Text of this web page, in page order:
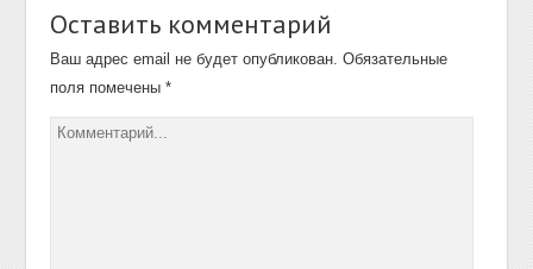
Оставить комментарий
Ваш адрес email не будет опубликован. Обязательные
поля помечены*